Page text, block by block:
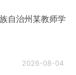
自治州某教师学
2026-08-04